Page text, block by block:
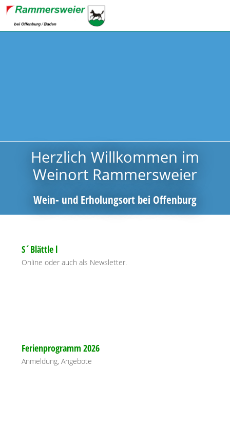
Herzlich Willkommen im
Weinort Rammersweier
Wein- und Erholungsort bei Offenburg
S´Blättle l
Online oder auch als Newsletter.
Ferienprogramm 2026
Anmeldung, Angebote